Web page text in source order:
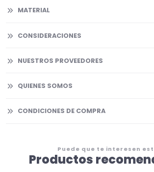
MATERIAL
CONSIDERACIONES
NUESTROS PROVEEDORES
QUIENES SOMOS
CONDICIONES DE COMPRA
Puede que te interesen
Productos